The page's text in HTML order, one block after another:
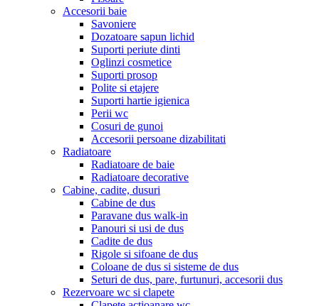
Accesorii baie
Savoniere
Dozatoare sapun lichid
Suporti periute dinti
Oglinzi cosmetice
Suporti prosop
Polite si etajere
Suporti hartie igienica
Perii wc
Cosuri de gunoi
Accesorii persoane dizabilitati
Radiatoare
Radiatoare de baie
Radiatoare decorative
Cabine, cadite, dusuri
Cabine de dus
Paravane dus walk-in
Panouri si usi de dus
Cadite de dus
Rigole si sifoane de dus
Coloane de dus si sisteme de dus
Seturi de dus, pare, furtunuri, accesorii dus
Rezervoare wc si clapete